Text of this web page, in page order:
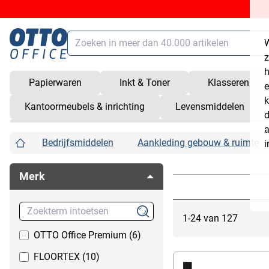
Hoofdinhoud (navigatie overslaan)
Zoeken
/
Winkelmandje
shift + alt +
Snelkoppelingen openen/sluiten
shift + alt + Z
Zoeken
Papierwaren Inkt & Toner Klasseren
Kantoormeubels & inrichting Levensmiddelen
Bedrijfsmiddelen Aankleding gebouw & ruimte
Autoaccessoires
Bescherming tegen inkijk
Cadeau-ideeën
EHBO
Fournituren
Alarminstallaties
Fietsrekken
Klokken
Krukjes
Paraplu & parasol
Merk
OTTO Office Premium (6)
FLOORTEX (10)
1-24 van 127